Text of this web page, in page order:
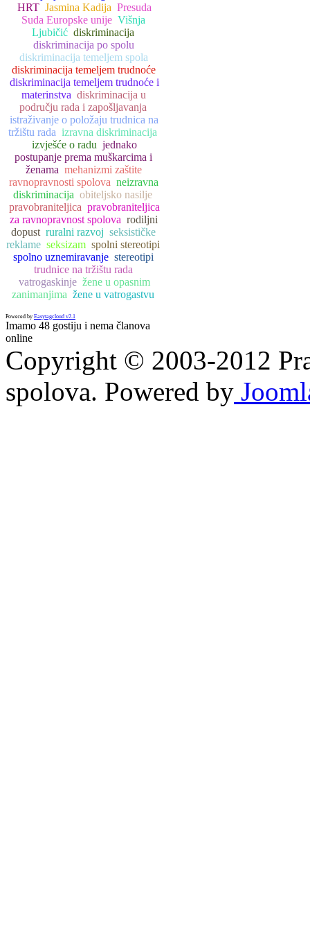
HRT Jasmina Kadija Presuda
Suda Europske unije Višnja
Ljubičić diskriminacija
diskriminacija po spolu
diskriminacija temeljem spola
diskriminacija temeljem trudnoće
diskriminacija temeljem trudnoće i
materinstva diskriminacija u
području rada i zapošljavanja
istraživanje o položaju trudnica na
tržištu rada izravna diskriminacija
izvješće o radu jednako
postupanje prema muškarcima i
ženama mehanizmi zaštite
ravnopravnosti spolova neizravna
diskriminacija obiteljsko nasilje
pravobraniteljica pravobraniteljica
za ravnopravnost spolova rodiljni
dopust ruralni razvoj seksističke
reklame seksizam spolni stereotipi
spolno uznemiravanje stereotipi
trudnice na tržištu rada
vatrogaskinje žene u opasnim
zanimanjima žene u vatrogastvu
Powered by Easytagcloud v2.1
Imamo 48 gostiju i nema članova
online
Copyright © 2003-2012
spolova. Powered by